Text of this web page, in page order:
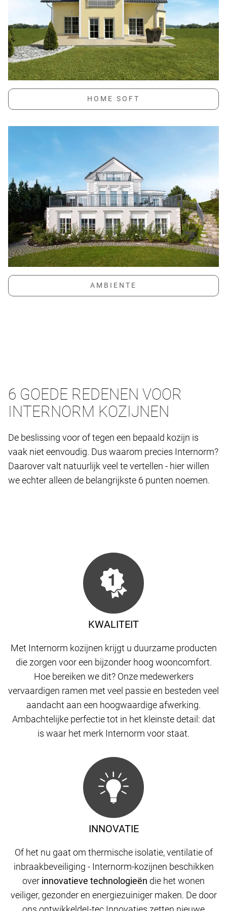
6 GOEDE REDENEN VOOR
INTERNORM KOZIJNEN
De beslissing voor of tegen een bepaald kozijn is
vaak niet eenvoudig. Dus waarom precies Internorm?
Daarover valt natuurlijk veel te vertellen - hier willen
we echter alleen de belangrijkste 6 punten noemen.
KWALITEIT
Met Internorm kozijnen krijgt u duurzame producten
die zorgen voor een bijzonder hoog wooncomfort.
Hoe bereiken we dit? Onze medewerkers
vervaardigen ramen met veel passie en besteden veel
aandacht aan een hoogwaardige afwerking.
Ambachtelijke perfectie tot in het kleinste detail: dat
is waar het merk Internorm voor staat.
INNOVATIE
Of het nu gaat om thermische isolatie, ventilatie of
inbraakbeveiliging - Internorm-kozijnen beschikken
over innovatieve technologieën die het wonen
veiliger, gezonder en energiezuiniger maken. De door